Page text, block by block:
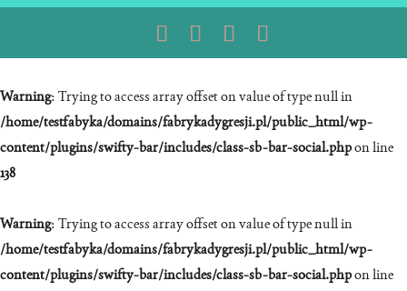
Warning: Trying to access array offset on value of type null in
/home/testfabyka/domains/fabrykadygresji.pl/public_html/wp-
content/plugins/swifty-bar/includes/class-sb-bar-social.phpon line
138
Warning: Trying to access array offset on value of type null in
/home/testfabyka/domains/fabrykadygresji.pl/public_html/wp-
content/plugins/swifty-bar/includes/class-sb-bar-social.phpon line